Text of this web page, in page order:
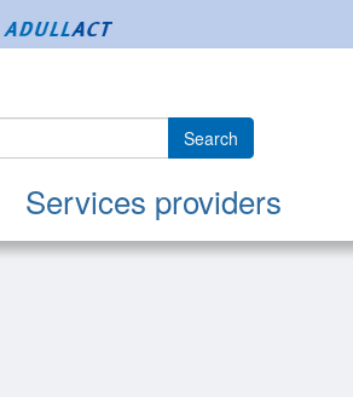
Services providers
Search